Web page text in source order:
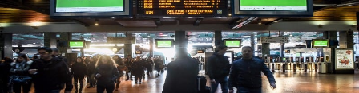
PODCAST
NEWSLETTER